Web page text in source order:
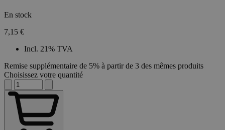
En stock
7,15 €
Incl. 21% TVA
Remise supplémentaire de 5% à partir de 3 des mêmes produits
Choisissez votre quantité